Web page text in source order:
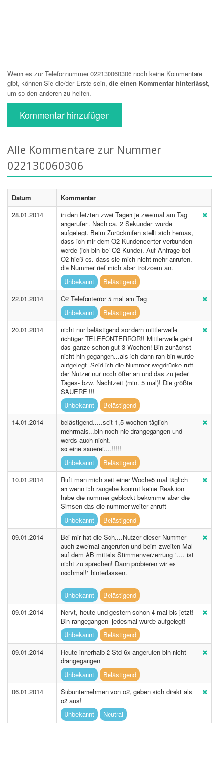
Wenn es zur Telefonnummer 022130060306 noch keine Kommentare
gibt, können Sie die/der Erste sein, die einen Kommentar hinterlässt,
um so den anderen zu helfen.
Kommentar hinzufügen
Alle Kommentare zur Nummer
022130060306
Datum
Kommentar
28.01.2014
in den letzten zwei Tagen je zweimal am Tag
angerufen. Nach ca. 2 Sekunden wurde
aufgelegt. Beim Zurückrufen stellt sich heruas,
dass ich mir dem O2-Kundencenter verbunden
werde (ich bin bei O2 Kunde). Auf Anfrage bei
O2 hieß es, dass sie mich nicht mehr anrufen,
die Nummer rief mich aber trotzdem an.
Unbekannt
Belästigend
22.01.2014
O2 Telefonterror 5 mal am Tag
Unbekannt
Belästigend
20.01.2014
nicht nur belästigend sondern mittlerweile
richtiger TELEFONTERROR!! Mittlerweile geht
das ganze schon gut 3 Wochen! Bin zunächst
nicht hin gegangen...als ich dann ran bin wurde
aufgelegt. Seid ich die Nummer wegdrücke ruft
der Nutzer nur noch öfter an und das zu jeder
Tages- bzw. Nachtzeit (min. 5 mal)! Die größte
SAUEREI!!!
Unbekannt
Belästigend
14.01.2014
belästigend.....seit 1,5 wochen täglich
mehrmals...bin noch nie drangegangen und
werds auch nicht.
so eine sauerei....!!!!!
Unbekannt
Belästigend
10.01.2014
Ruft man mich seit einer Woche5 mal täglich
an wenn ich rangehe kommt keine Reaktion
habe die nummer geblockt bekomme aber die
Simsen das die nummer weiter anruft
Unbekannt
Belästigend
09.01.2014
Bei mir hat die Sch....Nutzer dieser Nummer
auch zweimal angerufen und beim zweiten Mal
auf dem AB mittels Stimmenverzerrung ".... ist
nicht zu sprechen! Dann probieren wir es
nochmal!" hinterlassen.
Unbekannt
Belästigend
09.01.2014
Nervt, heute und gestern schon 4-mal bis jetzt!
Bin rangegangen, jedesmal wurde aufgelegt!
Unbekannt
Belästigend
09.01.2014
Heute innerhalb 2 Std 6x angerufen bin nicht
drangegangen
Unbekannt
Belästigend
06.01.2014
Subunternehmen von o2, geben sich direkt als
o2 aus!
Unbekannt
Neutral